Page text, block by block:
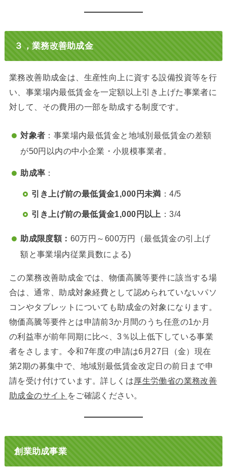
３， 業務改善助成金
業務改善助成金は、生産性向上に資する設備投資等を行
い、事業場内最低賃金を一定額以上引き上げた事業者に
対して、その費用の一部を助成する制度です。
対象者 ：事業場内最低賃金と地域別最低賃金の差額
が50円以内の中小企業・小規模事業者。
助成率 ：
引き上げ前の最低賃金1,000円未満 ：4/5
引き上げ前の最低賃金1,000円以上 ：3/4
助成限度額： 60万円～600万円（最低賃金の引上げ
額と事業場内従業員数による)
この業務改善助成金では、物価高騰等要件に該当する場
合は、通常、助成対象経費として認められていないパソ
コンやタブレットについても助成金の対象になります。
物価高騰等要件とは申請前3か月間のうち任意の1か月
の利益率が前年同期に比べ、3％以上低下している事業
者をさします。令和7年度の申請は6月27日（金）現在
第2期の募集中で、地域別最低賃金改定日の前日まで申
請を受け付けています。詳しくは厚生労働省の業務改善
助成金のサイト をご確認ください。
創業助成事業